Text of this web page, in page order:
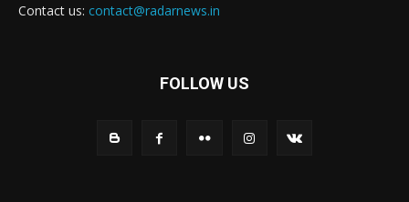
Contact us: contact@radarnews.in
FOLLOW US